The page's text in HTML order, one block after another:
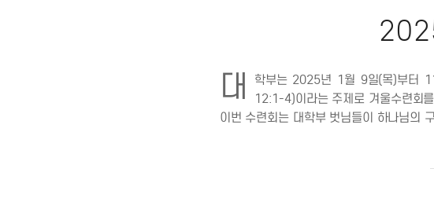
대
학부는 2025년 1월 9일(목)부터
12:1-4)이라는 주제로 겨울수련회
이번 수련회는 대학부 벗님들이 하나님의